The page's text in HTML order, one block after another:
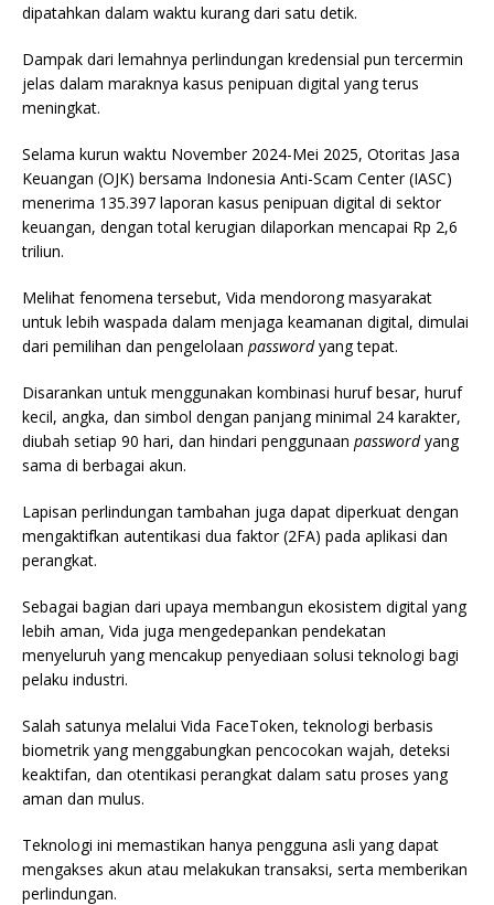
dipatahkan dalam waktu kurang dari satu detik.
Dampak dari lemahnya perlindungan kredensial pun tercermin
jelas dalam maraknya kasus penipuan digital yang terus
meningkat.
Selama kurun waktu November 2024-Mei 2025, Otoritas Jasa
Keuangan (OJK) bersama Indonesia Anti-Scam Center (IASC)
menerima 135.397 laporan kasus penipuan digital di sektor
keuangan, dengan total kerugian dilaporkan mencapai Rp 2,6
triliun.
Melihat fenomena tersebut, Vida mendorong masyarakat
untuk lebih waspada dalam menjaga keamanan digital, dimulai
dari pemilihan dan pengelolaan passwordyang tepat.
Disarankan untuk menggunakan kombinasi huruf besar, huruf
kecil, angka, dan simbol dengan panjang minimal 24 karakter,
diubah setiap 90 hari, dan hindari penggunaan passwordyang
sama di berbagai akun.
Lapisan perlindungan tambahan juga dapat diperkuat dengan
mengaktifkan autentikasi dua faktor (2FA) pada aplikasi dan
perangkat.
Sebagai bagian dari upaya membangun ekosistem digital yang
lebih aman, Vida juga mengedepankan pendekatan
menyeluruh yang mencakup penyediaan solusi teknologi bagi
pelaku industri.
Salah satunya melalui Vida FaceToken, teknologi berbasis
biometrik yang menggabungkan pencocokan wajah, deteksi
keaktifan, dan otentikasi perangkat dalam satu proses yang
aman dan mulus.
Teknologi ini memastikan hanya pengguna asli yang dapat
mengakses akun atau melakukan transaksi, serta memberikan
perlindungan.